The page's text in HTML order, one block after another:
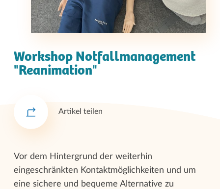
Workshop Notfallmanagement
"Reanimation"
Artikel teilen
Vor dem Hintergrund der weiterhin
eingeschränkten Kontaktmöglichkeiten und um
eine sichere und bequeme Alternative zu